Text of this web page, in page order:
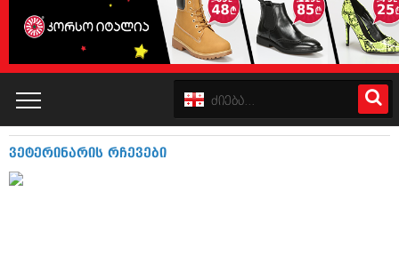
კატალოგი
ვეტერინარის რჩევები